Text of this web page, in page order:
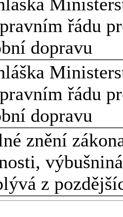
řádu
dopravu
řádu
dopravu
znění
z